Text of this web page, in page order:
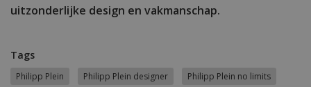
uitzonderlijke design en vakmanschap.
Tags
Philipp Plein Philipp Plein designer
Philipp Plein no limits